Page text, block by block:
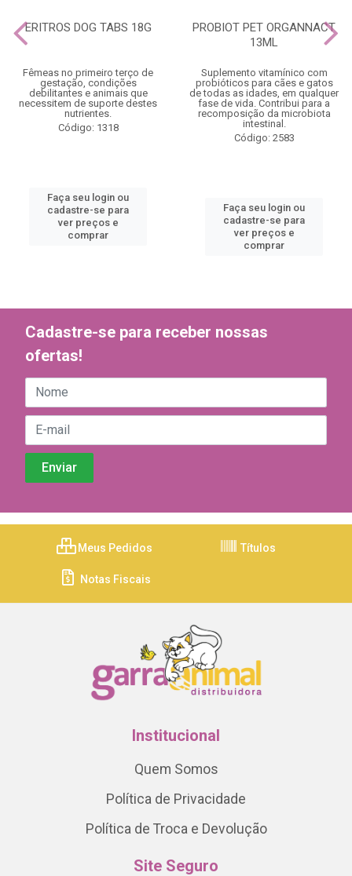
ERITROS DOG TABS 18G
Fêmeas no primeiro terço de
gestação, condições
debilitantes e animais que
necessitem de suporte destes
nutrientes.
Código: 1318
Faça seu login ou
cadastre-se para
ver preços e
comprar
PROBIOT PET ORGANNACT
13ML
Suplemento vitamínico com
probióticos para cães e gatos
de todas as idades, em qualquer
fase de vida. Contribui para a
recomposição da microbiota
intestinal.
Código: 2583
Faça seu login ou
cadastre-se para
ver preços e
comprar
Cadastre-se para receber nossas
ofertas!
Meus Pedidos Títulos
Notas Fiscais
Institucional
Quem Somos
Política de Privacidade
Política de Troca e Devolução
Site Seguro